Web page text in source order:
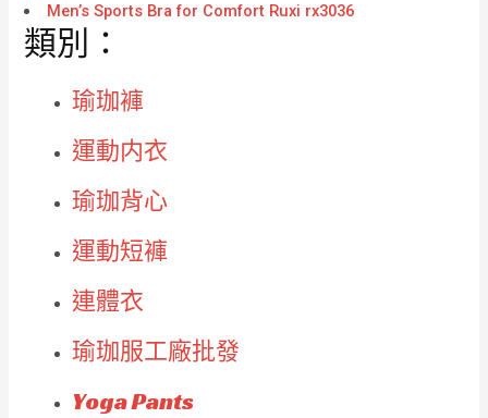
Men’s Sports Bra for Comfort Ruxi rx3036
類別：
瑜珈褲
運動内衣
瑜珈背心
運動短褲
連體衣
瑜珈服工廠批發
Yoga Pants